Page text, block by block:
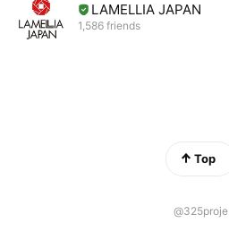
LAMELLIA JAPAN
1,586 friends
Top
@325proje